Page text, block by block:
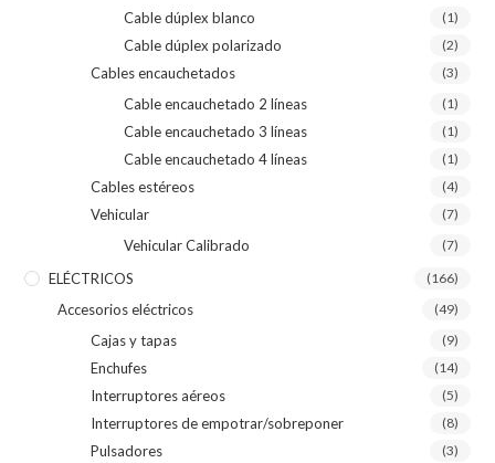
Cable dúplex blanco (1)
Cable dúplex polarizado (2)
Cables encauchetados (3)
Cable encauchetado 2 líneas (1)
Cable encauchetado 3 líneas (1)
Cable encauchetado 4 líneas (1)
Cables estéreos (4)
Vehicular (7)
Vehicular Calibrado (7)
ELÉCTRICOS (166)
Accesorios eléctricos (49)
Cajas y tapas (9)
Enchufes (14)
Interruptores aéreos (5)
Interruptores de empotrar/sobreponer (8)
Pulsadores (3)